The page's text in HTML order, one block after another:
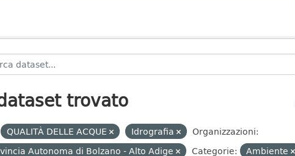
trovato
QUALITÀ DELLE ACQUE Idrografia
Organizzazioni:
Autonoma di Bolzano - Alto Adige
Categorie: Ambiente